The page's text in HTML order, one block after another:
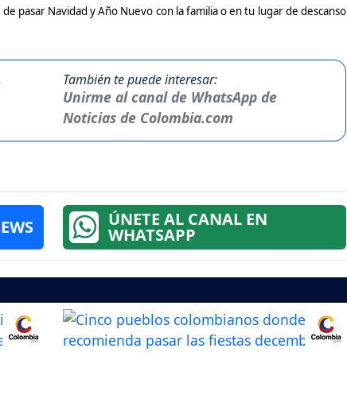
pasar Navidad y Año Nuevo con la familia o en tu lugar de descanso
También te puede interesar:
Unirme al canal de WhatsApp de
Noticias de Colombia.com
ÚNETE AL CANAL EN
WHATSAPP